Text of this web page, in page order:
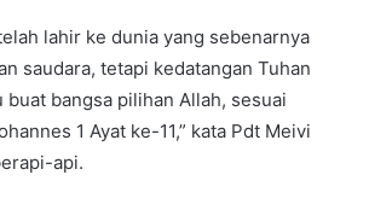
lahir ke dunia yang sebenarnya
saudara, tetapi kedatangan Tuhan
bangsa pilihan Allah, sesuai
1 Ayat ke-11,” kata Pdt Meivi
api.